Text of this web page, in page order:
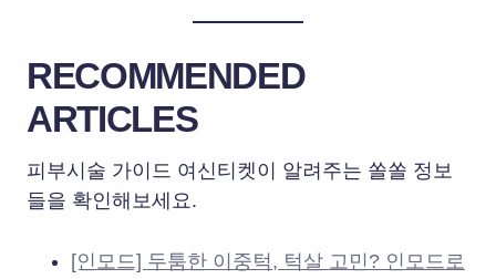
RECOMMENDED
ARTICLES
피부시술 가이드 여신티켓이 알려주는 쏠쏠 정보
들을 확인해보세요.
[인모드] 두툼한 이중턱, 턱살 고민? 인모드로